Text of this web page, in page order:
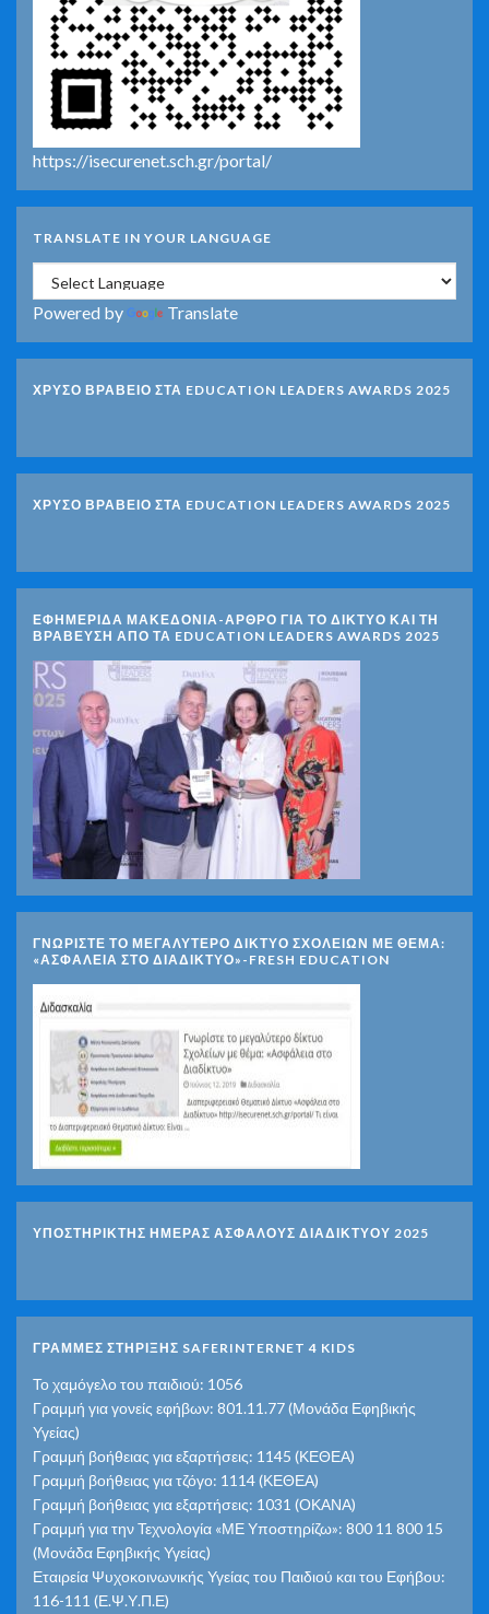
https://isecurenet.sch.gr/portal/
TRANSLATE IN YOUR LANGUAGE
Powered by Translate
ΧΡΥΣΟ ΒΡΑΒΕΙΟ ΣΤΑ EDUCATION LEADERS AWARDS 2025
ΧΡΥΣΟ ΒΡΑΒΕΙΟ ΣΤΑ EDUCATION LEADERS AWARDS 2025
ΕΦΗΜΕΡΙΔΑ ΜΑΚΕΔΟΝΙΑ-ΑΡΘΡΟ ΓΙΑ ΤΟ ΔΙΚΤΥΟ ΚΑΙ ΤΗ
ΒΡΑΒΕΥΣΗ ΑΠΟ ΤΑ EDUCATION LEADERS AWARDS 2025
ΓΝΩΡΊΣΤΕ ΤΟ ΜΕΓΑΛΎΤΕΡΟ ΔΊΚΤΥΟ ΣΧΟΛΕΊΩΝ ΜΕ ΘΈΜΑ:
«ΑΣΦΆΛΕΙΑ ΣΤΟ ΔΙΑΔΊΚΤΥΟ»-FRESH EDUCATION
ΥΠΟΣΤΗΡΙΚΤΗΣ ΗΜΕΡΑΣ ΑΣΦΑΛΟΥΣ ΔΙΑΔΙΚΤΥΟΥ 2025
ΓΡΑΜΜΕΣ ΣΤΗΡΙΞΗΣ SAFERINTERNET 4 KIDS
Το χαμόγελο του παιδιού: 1056
Γραμμή για γονείς εφήβων: 801.11.77 (Μονάδα Εφηβικής
Υγείας)
Γραμμή βοήθειας για εξαρτήσεις: 1145 (ΚΕΘΕΑ)
Γραμμή βοήθειας για τζόγο: 1114 (ΚΕΘΕΑ)
Γραμμή βοήθειας για εξαρτήσεις: 1031 (ΟΚΑΝΑ)
Γραμμή για την Τεχνολογία «ΜΕ Υποστηρίζω»: 800 11 800 15
(Μονάδα Εφηβικής Υγείας)
Εταιρεία Ψυχοκοινωνικής Υγείας του Παιδιού και του Εφήβου:
116-111 (Ε.Ψ.Υ.Π.Ε)